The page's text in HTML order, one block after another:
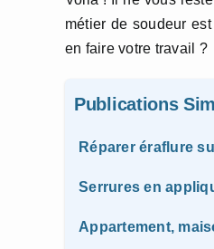
métier de soudeur
en faire votre travail ?
Publications
Réparer éraflure
Serrures en
Appartement,